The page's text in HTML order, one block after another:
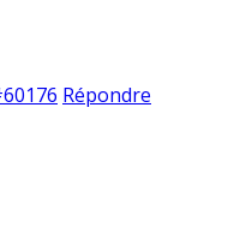
Répondre